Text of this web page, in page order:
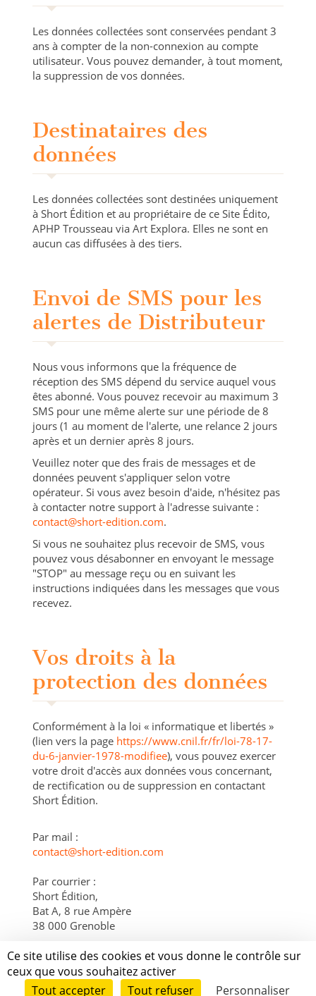
Ce site utilise des cookies et vous donne le contrôle sur
ceux que vous souhaitez activer
Tout accepter
Tout refuser Personnaliser
Les données collectées sont conservées pendant 3
ans à compter de la non-connexion au compte
utilisateur. Vous pouvez demander, à tout moment,
la suppression de vos données.
Destinataires des
données
Les données collectées sont destinées uniquement
à Short Édition et au propriétaire de ce Site Édito,
APHP Trousseau via Art Explora. Elles ne sont en
aucun cas diffusées à des tiers.
Envoi de SMS pour les
alertes de Distributeur
Nous vous informons que la fréquence de
réception des SMS dépend du service auquel vous
êtes abonné. Vous pouvez recevoir au maximum 3
SMS pour une même alerte sur une période de 8
jours (1 au moment de l'alerte, une relance 2 jours
après et un dernier après 8 jours.
Veuillez noter que des frais de messages et de
données peuvent s'appliquer selon votre
opérateur. Si vous avez besoin d'aide, n'hésitez pas
à contacter notre support à l'adresse suivante :
contact@short-edition.com.
Si vous ne souhaitez plus recevoir de SMS, vous
pouvez vous désabonner en envoyant le message
"STOP" au message reçu ou en suivant les
instructions indiquées dans les messages que vous
recevez.
Vos droits à la
protection des données
Conformément à la loi « informatique et libertés »
(lien vers la page https://www.cnil.fr/fr/loi-78-17-
du-6-janvier-1978-modifiee), vous pouvez exercer
votre droit d'accès aux données vous concernant,
de rectification ou de suppression en contactant
Short Édition.
Par mail :
contact@short-edition.com
Par courrier :
Short Édition,
Bat A, 8 rue Ampère
38 000 Grenoble
Tuto Conditions Générales d'utilisation et de publication